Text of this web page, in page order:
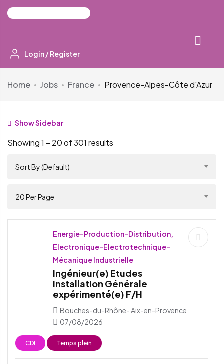
Login /Register
Home Jobs France Provence-Alpes-Côte d'Azur
Show Sidebar
Showing1 – 20of 301 results
Sort By (Default)
20 Per Page
Energie-Production-Distribution,
Electronique-Electrotechnique-
Mécanique Industrielle
Ingénieur(e) Etudes
Installation Générale
expérimenté(e) F/H
Bouches-du-Rhône- Aix-en-Provence
07/08/2026
CDI Temps plein